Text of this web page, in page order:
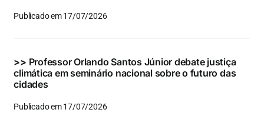
Publicado em 17/07/2026
>> Professor Orlando Santos Júnior debate justiça
climática em seminário nacional sobre o futuro das
cidades
Publicado em 17/07/2026